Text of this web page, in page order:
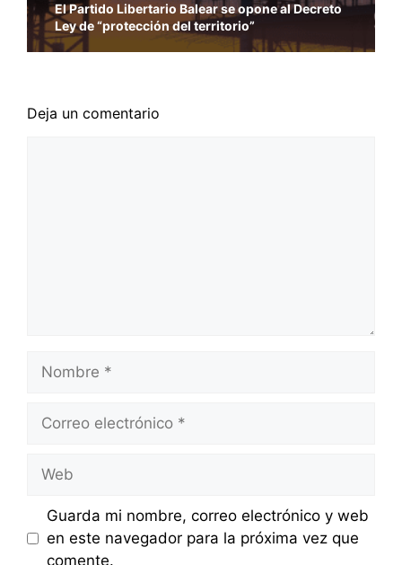
El Partido Libertario Balear se opone al Decreto
Ley de “protección del territorio”
Deja un comentario
Nombre
Correo
Web
Guarda mi nombre, correo electrónico y web
en este navegador para la próxima vez que
comente.